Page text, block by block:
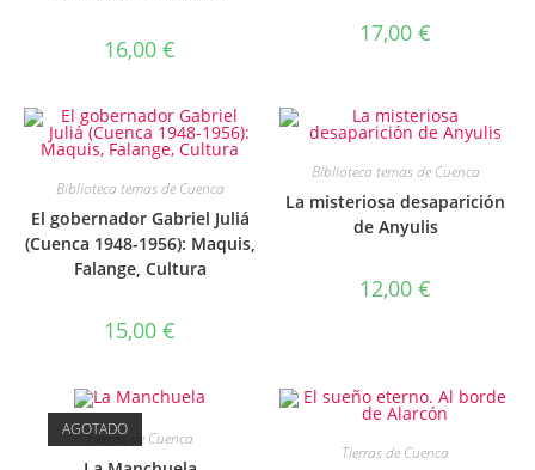
16,00 €
17,00 €
Biblioteca temas de Cuenca
El gobernador Gabriel Juliá
(Cuenca 1948-1956): Maquis,
Falange, Cultura
15,00 €
Biblioteca temas de Cuenca
La misteriosa desaparición
de Anyulis
12,00 €
AGOTADO
Tierras de Cuenca
Tierras de Cuenca